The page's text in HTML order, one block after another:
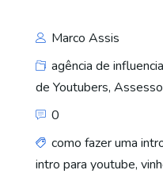
Marco Assis
agência de
de Youtubers,
0
como fazer uma
intro para youtube,